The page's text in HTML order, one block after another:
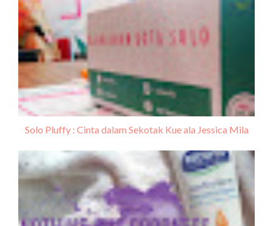
Solo Pluffy : Cinta dalam Sekotak Kue ala Jessica Mila